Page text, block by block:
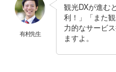
有村先生
観光DXが進む
利！」「また
力的なサービ
ますよ。